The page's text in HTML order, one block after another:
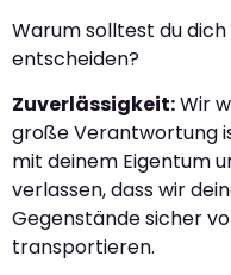
Warum solltest du
entscheiden?
Zuverlässigkeit:Wir
große Verantwortung
mit deinem Eigentum
verlassen, dass wir
Gegenstände sicher
transportieren.